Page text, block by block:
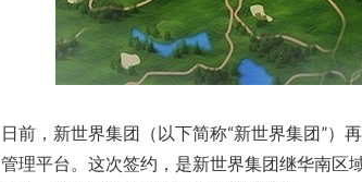
日前，新世界集团（以下简称“新世界集团”）
管理平台。这次签约，是新世界集团继华南区